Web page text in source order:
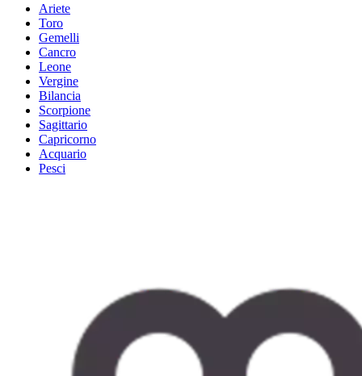
Ariete
Toro
Gemelli
Cancro
Leone
Vergine
Bilancia
Scorpione
Sagittario
Capricorno
Acquario
Pesci